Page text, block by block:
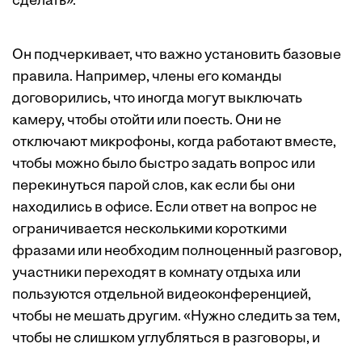
Он подчеркивает, что важно установить базовые
правила. Например, члены его команды
договорились, что иногда могут выключать
камеру, чтобы отойти или поесть. Они не
отключают микрофоны, когда работают вместе,
чтобы можно было быстро задать вопрос или
перекинуться парой слов, как если бы они
находились в офисе. Если ответ на вопрос не
ограничивается несколькими короткими
фразами или необходим полноценный разговор,
участники переходят в комнату отдыха или
пользуются отдельной видеоконференцией,
чтобы не мешать другим. «Нужно следить за тем,
чтобы не слишком углубляться в разговоры, и